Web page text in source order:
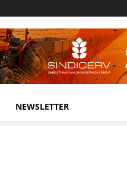
NEWSLETTER